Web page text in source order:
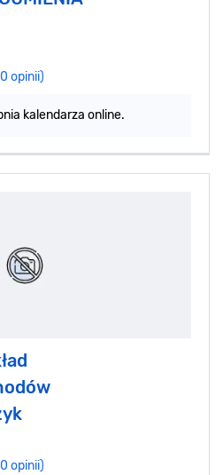
opinii)
kalendarza online.
opinii)